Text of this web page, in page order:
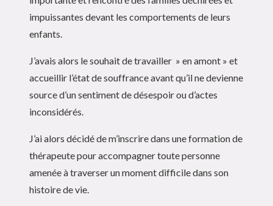
impuissantes devant les comportements de leurs
enfants.
J’avais alors le souhait de travailler » en amont » et
accueillir l’état de souffrance avant qu’il ne devienne
source d’un sentiment de désespoir ou d’actes
inconsidérés.
J’ai alors décidé de m’inscrire dans une formation de
thérapeute pour accompagner toute personne
amenée à traverser un moment difficile dans son
histoire de vie.